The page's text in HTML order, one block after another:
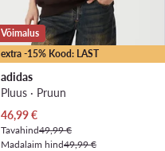
extra -15% Kood: LAST
Võimalus
adidas
Pluus · Pruun
Praegune hind
46,99€
Tavahind49,99 €
Madalaim hind49,99 €